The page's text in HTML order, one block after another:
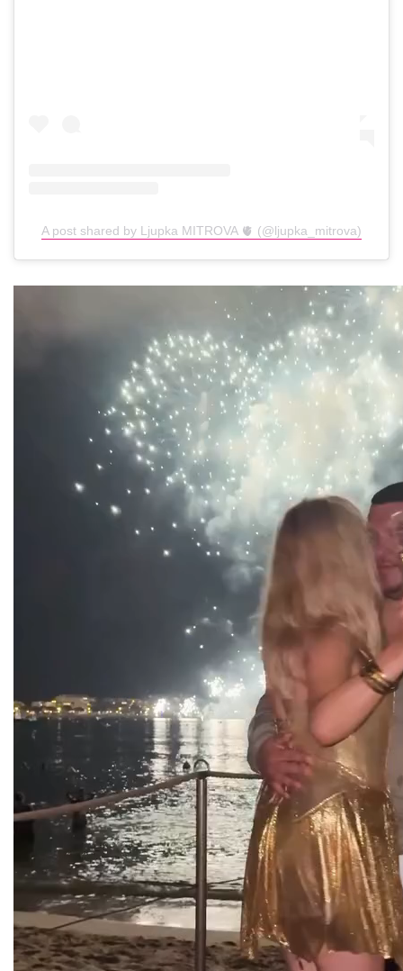
A post shared by Ljupka MITROVA 🫀 (@ljupka_mitrova)